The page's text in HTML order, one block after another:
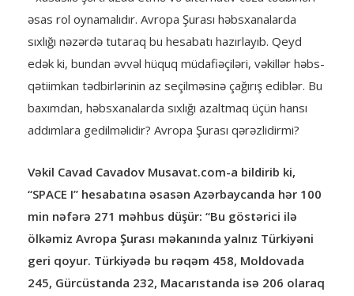
əsas rol oynamalıdır. Avropa Şurası həbsxanalarda
sıxlığı nəzərdə tutaraq bu hesabatı hazırlayıb. Qeyd
edək ki, bundan əvvəl hüquq müdafiəçiləri, vəkillər həbs-
qətiimkan tədbirlərinin az seçilməsinə çağırış ediblər. Bu
baxımdan, həbsxanalarda sıxlığı azaltmaq üçün hansı
addımlara gedilməlidir? Avropa Şurası qərəzlidirmi?
Vəkil Cavad Cavadov Musavat.com-a bildirib ki,
“SPACE I” hesabatına əsasən Azərbaycanda hər 100
min nəfərə 271 məhbus düşür: “Bu göstərici ilə
ölkəmiz Avropa Şurası məkanında yalnız Türkiyəni
geri qoyur. Türkiyədə bu rəqəm 458, Moldovada
245, Gürcüstanda 232, Macarıstanda isə 206 olaraq